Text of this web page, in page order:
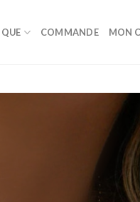
COMMANDE MON
Ajouter
à la
wishlist